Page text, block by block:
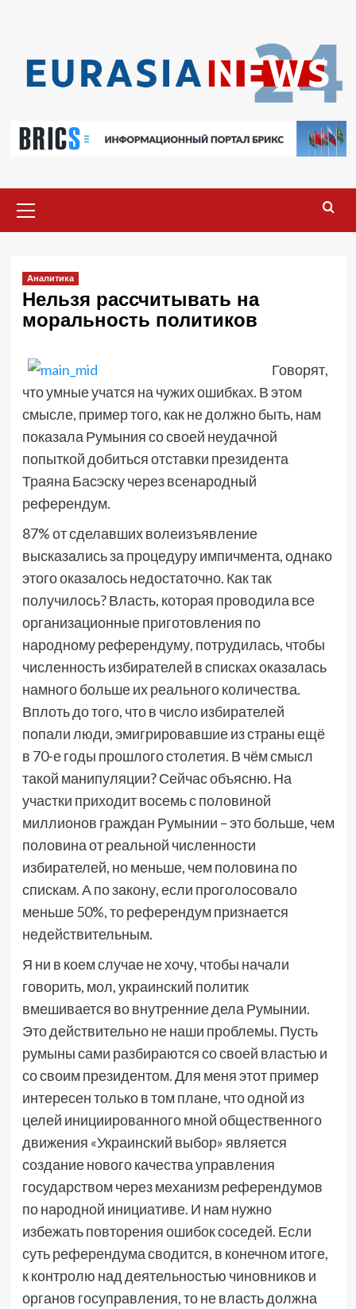
меню
Аналитика
Нельзя рассчитывать на
моральность политиков
Говорят,
что умные учатся на чужих ошибках. В этом
смысле, пример того, как не должно быть, нам
показала Румыния со своей неудачной
попыткой добиться отставки президента
Траяна Басэску через всенародный
референдум.
87% от сделавших волеизъявление
высказались за процедуру импичмента, однако
этого оказалось недостаточно. Как так
получилось? Власть, которая проводила все
организационные приготовления по
народному референдуму, потрудилась, чтобы
численность избирателей в списках оказалась
намного больше их реального количества.
Вплоть до того, что в число избирателей
попали люди, эмигрировавшие из страны ещё
в 70-е годы прошлого столетия. В чём смысл
такой манипуляции? Сейчас объясню. На
участки приходит восемь с половиной
миллионов граждан Румынии – это больше, чем
половина от реальной численности
избирателей, но меньше, чем половина по
спискам. А по закону, если проголосовало
меньше 50%, то референдум признается
недействительным.
Я ни в коем случае не хочу, чтобы начали
говорить, мол, украинский политик
вмешивается во внутренние дела Румынии.
Это действительно не наши проблемы. Пусть
румыны сами разбираются со своей властью и
со своим президентом. Для меня этот пример
интересен только в том плане, что одной из
целей инициированного мной общественного
движения «Украинский выбор» является
создание нового качества управления
государством через механизм референдумов
по народной инициативе. И нам нужно
избежать повторения ошибок соседей. Если
суть референдума сводится, в конечном итоге,
к контролю над деятельностью чиновников и
органов госуправления, то не власть должна